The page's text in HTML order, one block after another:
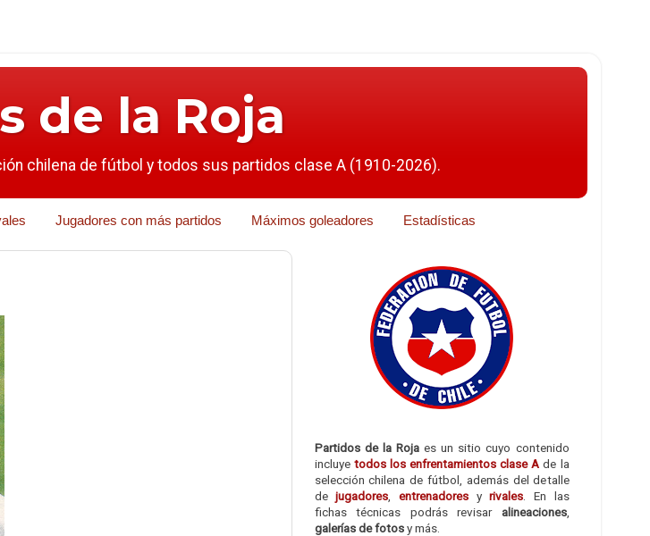
de la Roja
chilena de fútbol y todos sus partidos clase A (1910-2026).
Jugadores con más partidos Máximos goleadores Estadísticas
Partidos de la Rojaes un sitio cuyo contenido
incluye todos los enfrentamientos clase A de la
selección chilena de fútbol, además del detalle
dejugadores entrenadoresyrivales . En las
fichas técnicas podrás revisar alineaciones,
galerías de fotosy más.